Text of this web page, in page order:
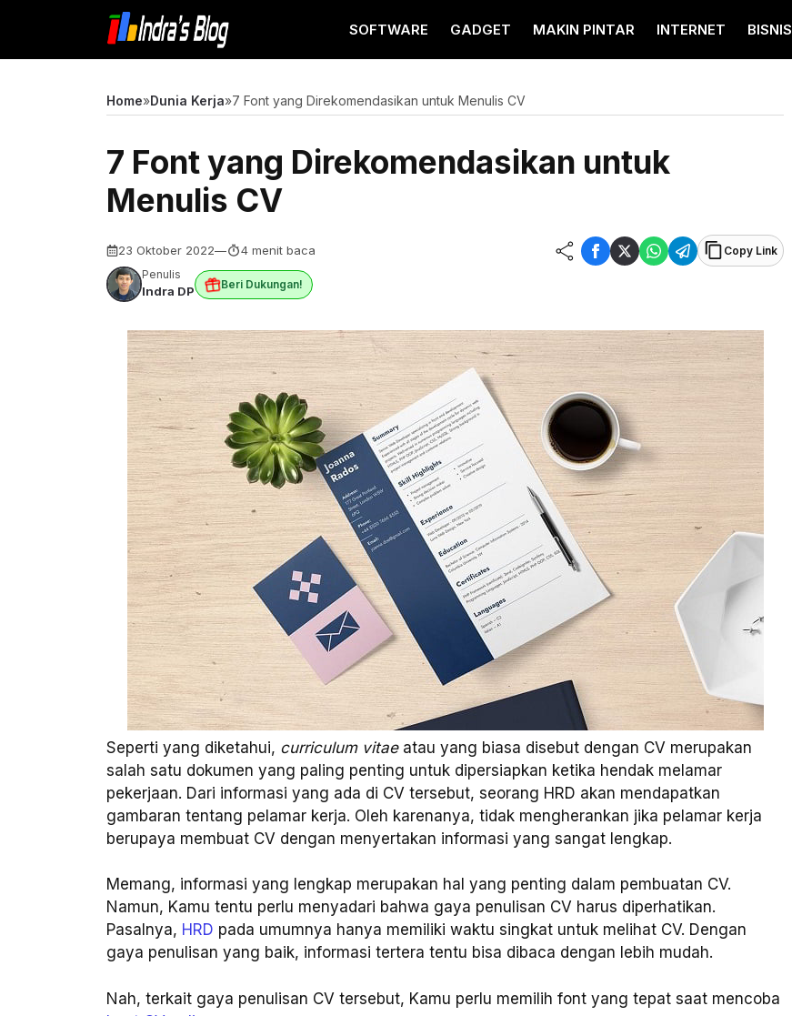
isi
SOFTWARE GADGET MAKIN PINTAR INTERNET BISNIS
Home»Dunia Kerja»7 Font yang Direkomendasikan untuk Menulis CV
7 Font yang Direkomendasikan untuk
Menulis CV
23 Oktober 2022— 4 menit baca
Copy Link
Penulis
Indra DP Beri Dukungan!
Seperti yang diketahui, curriculum vitaeatau yang biasa disebut dengan CV merupakan
salah satu dokumen yang paling penting untuk dipersiapkan ketika hendak melamar
pekerjaan. Dari informasi yang ada di CV tersebut, seorang HRD akan mendapatkan
gambaran tentang pelamar kerja. Oleh karenanya, tidak mengherankan jika pelamar kerja
berupaya membuat CV dengan menyertakan informasi yang sangat lengkap.
Memang, informasi yang lengkap merupakan hal yang penting dalam pembuatan CV.
Namun, Kamu tentu perlu menyadari bahwa gaya penulisan CV harus diperhatikan.
Pasalnya, HRD pada umumnya hanya memiliki waktu singkat untuk melihat CV. Dengan
gaya penulisan yang baik, informasi tertera tentu bisa dibaca dengan lebih mudah.
Nah, terkait gaya penulisan CV tersebut, Kamu perlu memilih font yang tepat saat mencoba